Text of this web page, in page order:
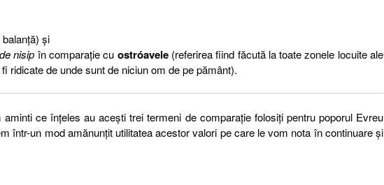
balanță) și
nisip în comparație cu ostróavele(referirea fiind făcută la toate zonele locuite ale
ridicate de unde sunt de niciun om de pe pământ).
ce înțeles au acești trei termeni de comparație folosiți pentru poporul Evreu
într-un mod amănunțit utilitatea acestor valori pe care le vom nota în continuare și